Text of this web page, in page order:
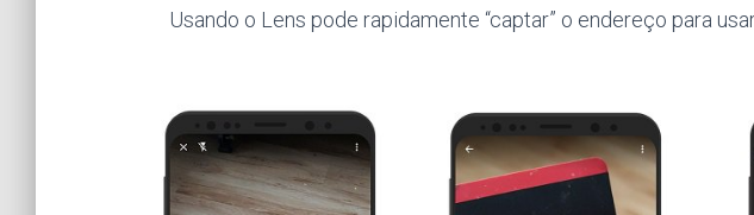
Usando o Lens pode rapidamente “captar” o endereço para